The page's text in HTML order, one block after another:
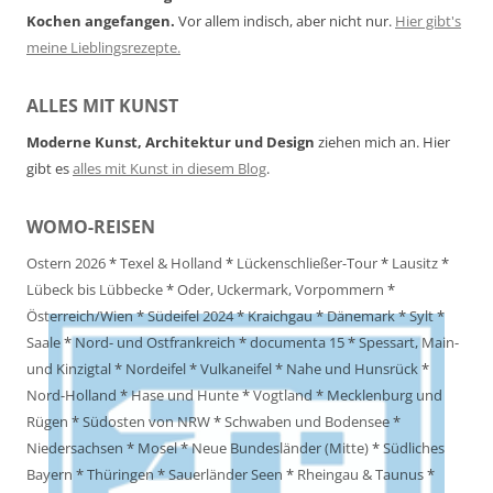
Kochen angefangen. Vor allem indisch, aber nicht nur. Hier gibt's
meine Lieblingsrezepte.
ALLES MIT KUNST
Moderne Kunst, Architektur und Design ziehen mich an. Hier
gibt esalles mit Kunst in diesem Blog.
WOMO-REISEN
Ostern 2026*Texel & Holland * Lückenschließer-Tour* Lausitz*
Lübeck bis Lübbecke*Oder, Uckermark, Vorpommern *
Österreich/Wien*Südeifel 2024*Kraichgau*Dänemark*Sylt*
Saale*Nord- und Ostfrankreich*documenta 15*Spessart, Main-
und Kinzigtal* Nordeifel*Vulkaneifel* Nahe und Hunsrück*
Nord-Holland *Hase und Hunte*Vogtland*Mecklenburg und
Rügen *Südosten von NRW*Schwaben und Bodensee*
Niedersachsen * Mosel*Neue Bundesländer (Mitte)*Südliches
Bayern *Thüringen*Sauerländer Seen * Rheingau & Taunus*